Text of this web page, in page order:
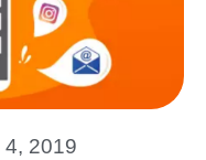
4, 2019